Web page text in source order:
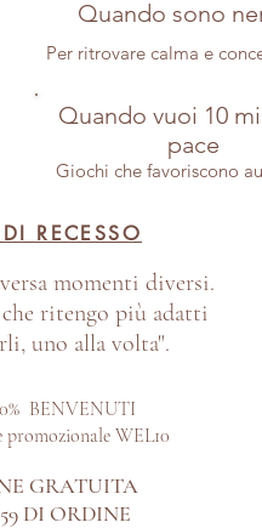
Quando sono
Per ritrovare calma e
Quando vuoi 10
pace
Giochi che favoriscono
RECESSO
momenti diversi.
ritengo più adatti
uno alla volta".
BENVENUTI
WEL10
GRATUITA
DI ORDINE​